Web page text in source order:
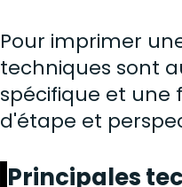
Pour imprimer
techniques sont
spécifique et une
d'étape et
Principales